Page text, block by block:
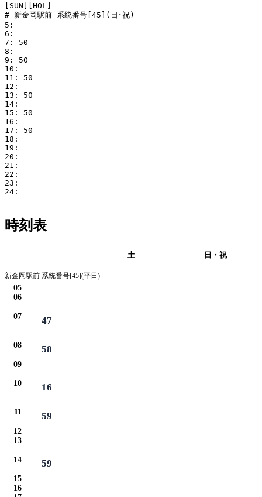
[SUN][HOL]
# 新金岡駅前 系統番号[45](日･祝)
5:
6:
7: 50
8:
9: 50
10:
11: 50
12:
13: 50
14:
15: 50
16:
17: 50
18:
19:
20:
21:
22:
23:
24:
時刻表
土 日・祝
新金岡駅前 系統番号[45](平日)
05
06
07 47
08 58
09
10 16
11 59
12
13
14 59
15
16